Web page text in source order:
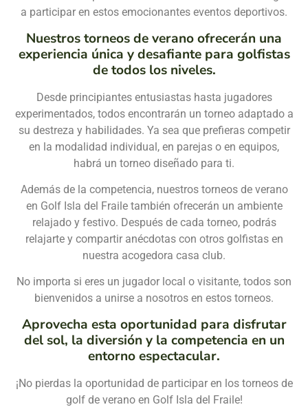
a participar en estos emocionantes eventos deportivos.
Nuestros torneos de verano ofrecerán una
experiencia única y desafiante para golfistas
de todos los niveles.
Desde principiantes entusiastas hasta jugadores
experimentados, todos encontrarán un torneo adaptado a
su destreza y habilidades. Ya sea que prefieras competir
en la modalidad individual, en parejas o en equipos,
habrá un torneo diseñado para ti.
Además de la competencia, nuestros torneos de verano
en Golf Isla del Fraile también ofrecerán un ambiente
relajado y festivo. Después de cada torneo, podrás
relajarte y compartir anécdotas con otros golfistas en
nuestra acogedora casa club.
No importa si eres un jugador local o visitante, todos son
bienvenidos a unirse a nosotros en estos torneos.
Aprovecha esta oportunidad para disfrutar
del sol, la diversión y la competencia en un
entorno espectacular.
¡No pierdas la oportunidad de participar en los torneos de
golf de verano en Golf Isla del Fraile!